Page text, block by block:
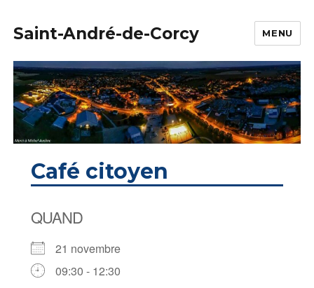
Saint-André-de-Corcy MENU
Café citoyen
QUAND
21 novembre
09:30 - 12:30